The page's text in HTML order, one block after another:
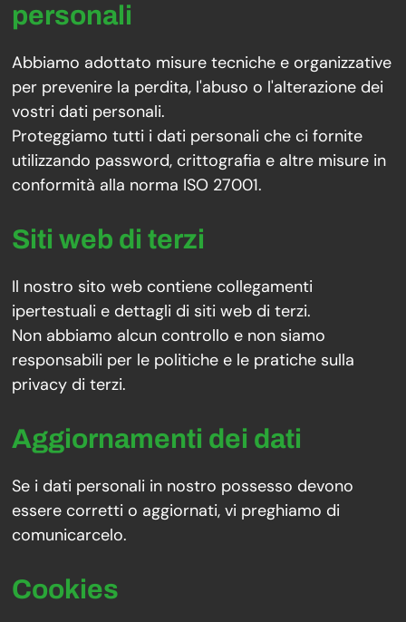
personali
Abbiamo adottato misure tecniche e organizzative
per prevenire la perdita, l'abuso o l'alterazione dei
vostri dati personali.
Proteggiamo tutti i dati personali che ci fornite
utilizzando password, crittografia e altre misure in
conformità alla norma ISO 27001.
Siti web di terzi
Il nostro sito web contiene collegamenti
ipertestuali e dettagli di siti web di terzi.
Non abbiamo alcun controllo e non siamo
responsabili per le politiche e le pratiche sulla
privacy di terzi.
Aggiornamenti dei dati
Se i dati personali in nostro possesso devono
essere corretti o aggiornati, vi preghiamo di
comunicarcelo.
Cookies